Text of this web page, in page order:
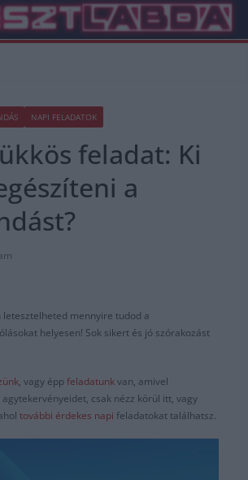
NAPI FELADATOK
feladat: Ki
a
letesztelheted mennyire tudod a
helyesen! Sok sikert és jó szórakozást
, vagy éppfeladatunkvan, amivel
csak nézz körül itt, vagy
további érdekes napi feladatokat találhatsz.